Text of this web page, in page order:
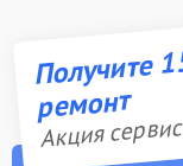
Получите
ремонт
Акция